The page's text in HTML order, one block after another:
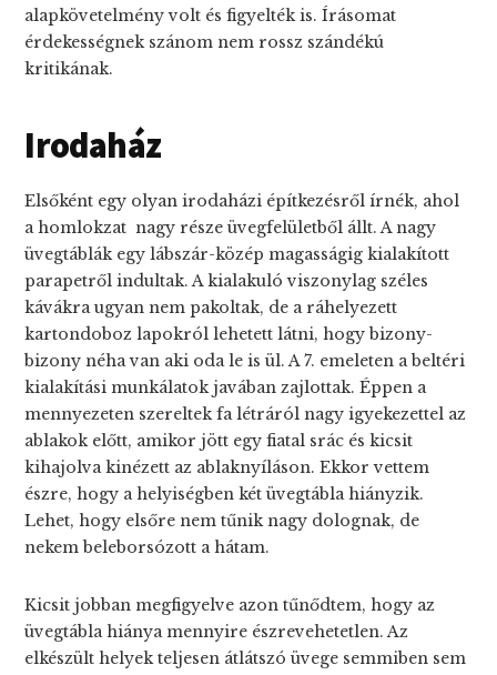
alapkövetelmény volt és figyelték is. Írásomat
érdekességnek szánom nem rossz szándékú
kritikának.
Irodaház
Elsőként egy olyan irodaházi építkezésről írnék, ahol
a homlokzat nagy része üvegfelületből állt. A nagy
üvegtáblák egy lábszár-közép magasságig kialakított
parapetről indultak. A kialakuló viszonylag széles
kávákra ugyan nem pakoltak, de a ráhelyezett
kartondoboz lapokról lehetett látni, hogy bizony-
bizony néha van aki oda le is ül. A 7. emeleten a beltéri
kialakítási munkálatok javában zajlottak. Éppen a
mennyezeten szereltek fa létráról nagy igyekezettel az
ablakok előtt, amikor jött egy fiatal srác és kicsit
kihajolva kinézett az ablaknyíláson. Ekkor vettem
észre, hogy a helyiségben két üvegtábla hiányzik.
Lehet, hogy elsőre nem tűnik nagy dolognak, de
nekem beleborsózott a hátam.
Kicsit jobban megfigyelve azon tűnődtem, hogy az
üvegtábla hiánya mennyire észrevehetetlen. Az
elkészült helyek teljesen átlátszó üvege semmiben sem